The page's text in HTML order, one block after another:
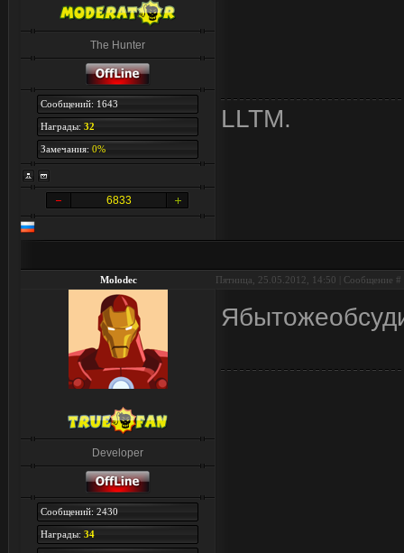
The Hunter
Сообщений: 1643
Награды: 32
Замечания: 0%
6833
LLTM.
Molodec Пятница, 25.05.2012, 14:50 | Сообщение #
Developer
Сообщений: 2430
Награды: 34